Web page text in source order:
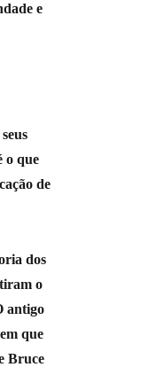
e
o que
de
dos
o
antigo
que
Bruce